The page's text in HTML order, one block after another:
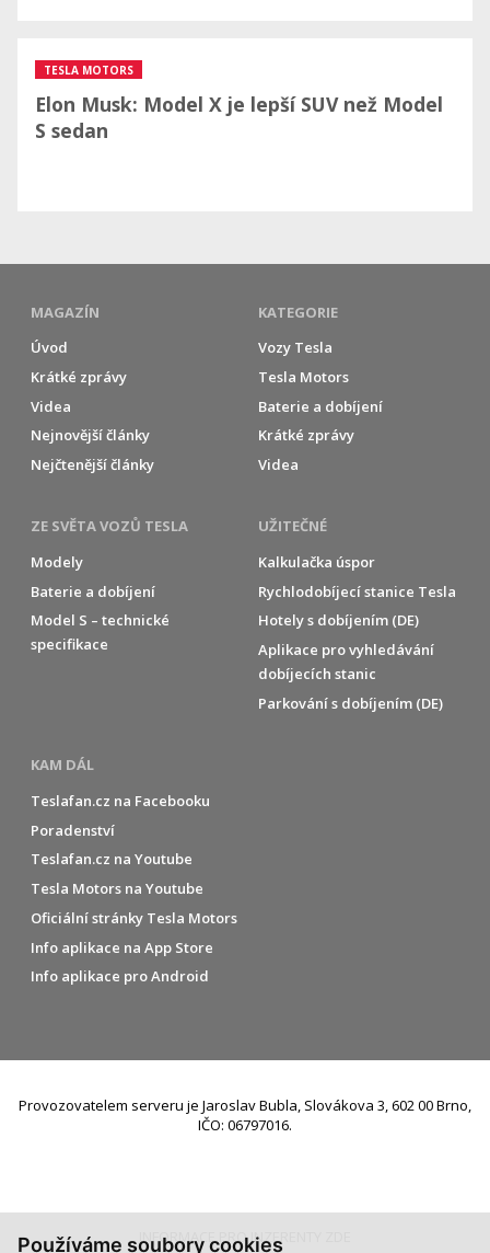
Používáme soubory cookies
Elon Musk: Model X je lepší SUV než Model
S sedan
TESLA MOTORS
MAGAZÍN
Úvod
Krátké zprávy
Videa
Nejnovější články
Nejčtenější články
KATEGORIE
Vozy Tesla
Tesla Motors
Baterie a dobíjení
Krátké zprávy
Videa
ZE SVĚTA VOZŮ TESLA
Modely
Baterie a dobíjení
Model S – technické
specifikace
UŽITEČNÉ
Kalkulačka úspor
Rychlodobíjecí stanice Tesla
Hotely s dobíjením (DE)
Aplikace pro vyhledávání
dobíjecích stanic
Parkování s dobíjením (DE)
KAM DÁL
Teslafan.cz na Facebooku
Poradenství
Teslafan.cz na Youtube
Tesla Motors na Youtube
Oficiální stránky Tesla Motors
Info aplikace na App Store
Info aplikace pro Android
Provozovatelem serveru je Jaroslav Bubla, Slovákova 3, 602 00 Brno,
IČO: 06797016.
INFORMACE PRO INZERENTY ZDE